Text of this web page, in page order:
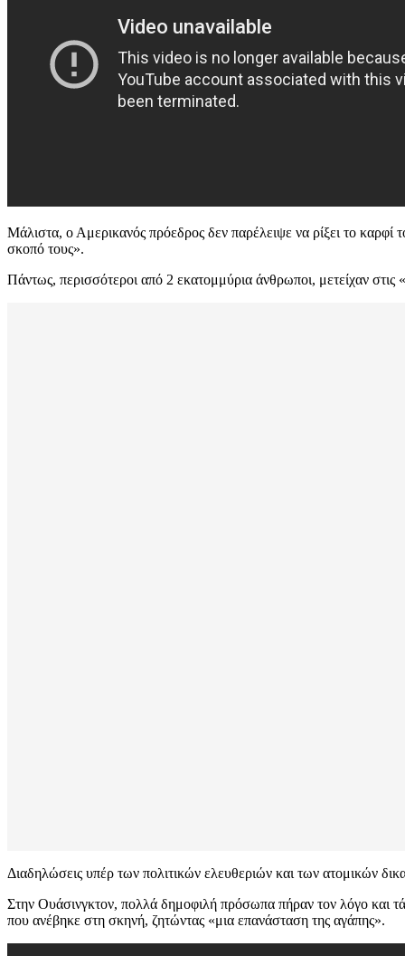
Μάλιστα, ο Αμερικανός πρόεδρος δεν παρέλειψε να ρίξει το καρφί
σκοπό τους».
Πάντως, περισσότεροι από 2 εκατομμύρια άνθρωποι, μετείχαν
Διαδηλώσεις υπέρ των πολιτικών ελευθεριών και των ατομικών
Στην Ουάσινγκτον, πολλά δημοφιλή πρόσωπα πήραν τον λόγο και
που ανέβηκε στη σκηνή, ζητώντας «μια επανάσταση της αγάπης».